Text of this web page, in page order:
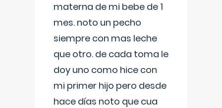
materna de mi bebe de 1
mes. noto un pecho
siempre con mas leche
que otro. de cada toma le
doy uno como hice con
mi primer hijo pero desde
hace días noto que cua